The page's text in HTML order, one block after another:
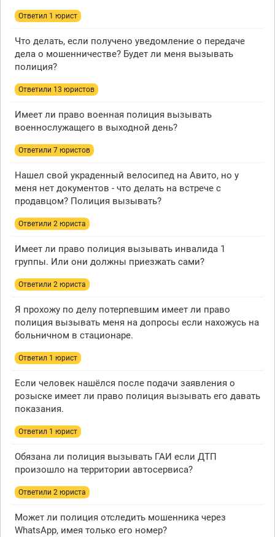
Ответил 1 юрист
Что делать, если получено уведомление о передаче
дела о мошенничестве? Будет ли меня вызывать
полиция?
Ответили 13 юристов
Имеет ли право военная полиция вызывать
военнослужащего в выходной день?
Ответили 7 юристов
Нашел свой украденный велосипед на Авито, но у
меня нет документов - что делать на встрече с
продавцом? Полиция вызывать?
Ответили 2 юристa
Имеет ли право полиция вызывать инвалида 1
группы. Или они должны приезжать сами?
Ответили 2 юристa
Я прохожу по делу потерпевшим имеет ли право
полиция вызывать меня на допросы если нахожусь на
больничном в стационаре.
Ответил 1 юрист
Если человек нашёлся после подачи заявления о
розыске имеет ли право полиция вызывать его давать
показания.
Ответил 1 юрист
Обязана ли полиция вызывать ГАИ если ДТП
произошло на территории автосервиса?
Ответили 2 юристa
Может ли полиция отследить мошенника через
WhatsApp, имея только его номер?